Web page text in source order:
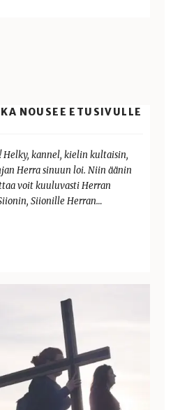
NOUSEE ETUSIVULLE
Helky, kannel, kielin kultaisin,
Herra sinuun loi. Niin äänin
voit kuuluvasti Herran
Siionille Herran…